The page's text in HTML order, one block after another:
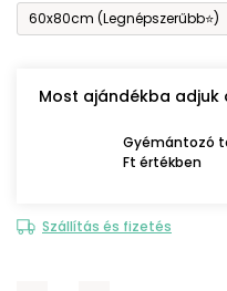
60x80cm (Legnépszerűbb⭐)
Most ajándékba adjuk
Gyémántozó
Ft értékben
Szállítás és fizetés